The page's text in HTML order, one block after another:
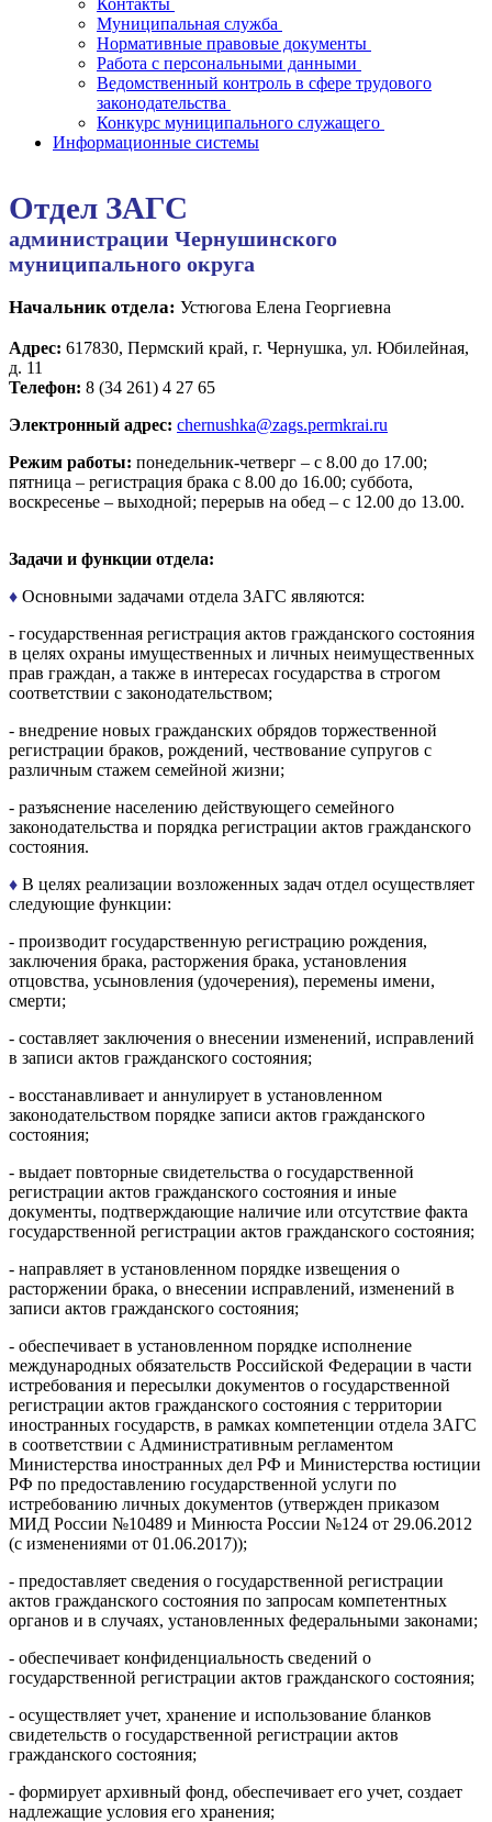
Контакты
Муниципальная служба
Нормативные правовые документы
Работа с персональными данными
Ведомственный контроль в сфере трудового
законодательства
Конкурс муниципального служащего
Информационные системы
Отдел ЗАГС
администрации Чернушинского
муниципального округа
Начальник отдела: Устюгова Елена Георгиевна
Адрес: 617830, Пермский край, г. Чернушка, ул. Юбилейная,
д. 11
Телефон: 8 (34 261) 4 27 65
Электронный адрес: chernushka@zags.permkrai.ru
Режим работы: понедельник-четверг – с 8.00 до 17.00;
пятница – регистрация брака с 8.00 до 16.00; суббота,
воскресенье – выходной; перерыв на обед – с 12.00 до 13.00.
Задачи и функции отдела:
♦ Основными задачами отдела ЗАГС являются:
- государственная регистрация актов гражданского состояния
в целях охраны имущественных и личных неимущественных
прав граждан, а также в интересах государства в строгом
соответствии с законодательством;
- внедрение новых гражданских обрядов торжественной
регистрации браков, рождений, чествование супругов с
различным стажем семейной жизни;
- разъяснение населению действующего семейного
законодательства и порядка регистрации актов гражданского
состояния.
♦ В целях реализации возложенных задач отдел осуществляет
следующие функции:
- производит государственную регистрацию рождения,
заключения брака, расторжения брака, установления
отцовства, усыновления (удочерения), перемены имени,
смерти;
- составляет заключения о внесении изменений, исправлений
в записи актов гражданского состояния;
- восстанавливает и аннулирует в установленном
законодательством порядке записи актов гражданского
состояния;
- выдает повторные свидетельства о государственной
регистрации актов гражданского состояния и иные
документы, подтверждающие наличие или отсутствие факта
государственной регистрации актов гражданского состояния;
- направляет в установленном порядке извещения о
расторжении брака, о внесении исправлений, изменений в
записи актов гражданского состояния;
- обеспечивает в установленном порядке исполнение
международных обязательств Российской Федерации в части
истребования и пересылки документов о государственной
регистрации актов гражданского состояния с территории
иностранных государств, в рамках компетенции отдела ЗАГС
в соответствии с Административным регламентом
Министерства иностранных дел РФ и Министерства юстиции
РФ по предоставлению государственной услуги по
истребованию личных документов (утвержден приказом
МИД России №10489 и Минюста России №124 от 29.06.2012
(с изменениями от 01.06.2017));
- предоставляет сведения о государственной регистрации
актов гражданского состояния по запросам компетентных
органов и в случаях, установленных федеральными законами;
- обеспечивает конфиденциальность сведений о
государственной регистрации актов гражданского состояния;
- осуществляет учет, хранение и использование бланков
свидетельств о государственной регистрации актов
гражданского состояния;
- формирует архивный фонд, обеспечивает его учет, создает
надлежащие условия его хранения;